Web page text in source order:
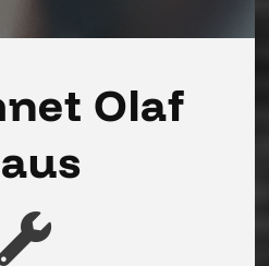
Olaf